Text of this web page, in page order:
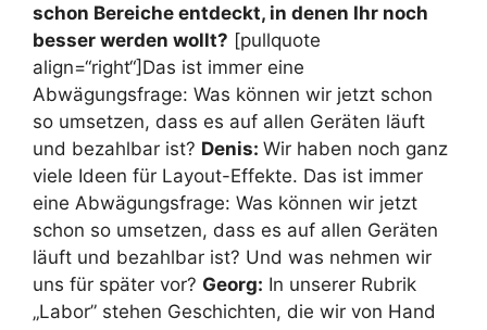
schon Bereiche entdeckt, in denen Ihr noch
besser werden wollt? [pullquote
align=“right“]Das ist immer eine
Abwägungsfrage: Was können wir jetzt schon
so umsetzen, dass es auf allen Geräten läuft
und bezahlbar ist? Denis: Wir haben noch ganz
viele Ideen für Layout-Effekte. Das ist immer
eine Abwägungsfrage: Was können wir jetzt
schon so umsetzen, dass es auf allen Geräten
läuft und bezahlbar ist? Und was nehmen wir
uns für später vor? Georg: In unserer Rubrik
„Labor” stehen Geschichten, die wir von Hand